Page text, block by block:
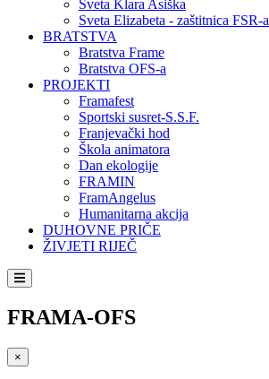
Sveta Klara Asiška
Sveta Elizabeta - zaštitnica FSR-a
BRATSTVA
Bratstva Frame
Bratstva OFS-a
PROJEKTI
Framafest
Sportski susret-S.S.F.
Franjevački hod
Škola animatora
Dan ekologije
FRAMIN
FramAngelus
Humanitarna akcija
DUHOVNE PRIČE
ŽIVJETI RIJEČ
FRAMA-OFS
×